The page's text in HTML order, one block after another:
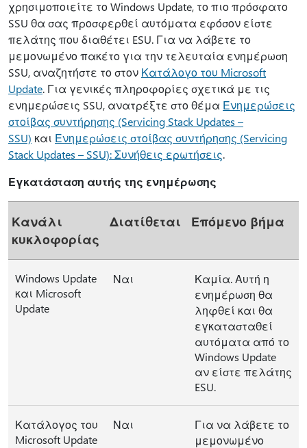
χρησιμοποιείτε το Windows Update, το πιο πρόσφατο
SSU θα σας προσφερθεί αυτόματα εφόσον είστε
πελάτης που διαθέτει ESU. Για να λάβετε το
μεμονωμένο πακέτο για την τελευταία ενημέρωση
SSU, αναζητήστε το στον Κατάλογο του Microsoft
Update. Για γενικές πληροφορίες σχετικά με τις
ενημερώσεις SSU, ανατρέξτε στο θέμα Ενημερώσεις
στοίβας συντήρησης (Servicing Stack Updates –
SSU) και Ενημερώσεις στοίβας συντήρησης (Servicing
Stack Updates – SSU): Συνήθεις ερωτήσεις.
Εγκατάσταση αυτής της ενημέρωσης
Κανάλι
κυκλοφορίας
Διατίθεται Επόμενο βήμα
Windows Update
και Microsoft
Update
Ναι
Καμία. Αυτή η
ενημέρωση θα
ληφθεί και θα
εγκατασταθεί
αυτόματα από το
Windows Update
αν είστε πελάτης
ESU.
Κατάλογος του
Microsoft Update
Ναι
Για να λάβετε το
μεμονωμένο